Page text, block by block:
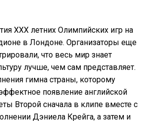
ХХХ летних Олимпийских игр на
в Лондоне. Организаторы еще
что весь мир знает
лучше, чем сам представляет.
гимна страны, которому
появление английской
Второй сначала в клипе вместе с
Дэниела Крейга, а затем и